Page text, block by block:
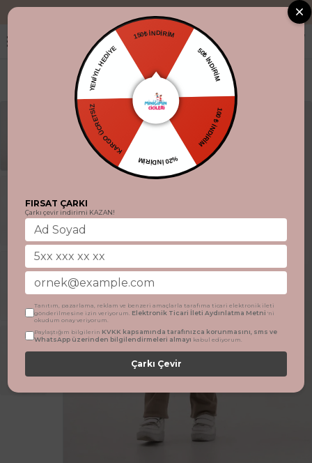
"Aynı gün
150₺ İNDİRİM
50₺ İNDİRİM
100 ₺ İNDİRİM
%20 İNDİRİM
KARGO ÜCRETSİZ
YENİYIL HEDİYE
FIRSAT ÇARKI
Çarkı çevir indirimi KAZAN!
Tanıtım, pazarlama, reklam ve benzeri amaçlarla tarafıma ticari elektronik ileti
gönderilmesine izin veriyorum. Elektronik Ticari İleti Aydınlatma Metni 'ni
okudum onay veriyorum.
Paylaştığım bilgilerin KVKK kapsamında tarafınızca korunmasını, sms ve
WhatsApp üzerinden bilgilendirmeleri almayı kabul ediyorum.
Çarkı Çevir